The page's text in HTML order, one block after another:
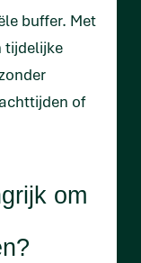
buffer. Met
tijdelijke
of
om